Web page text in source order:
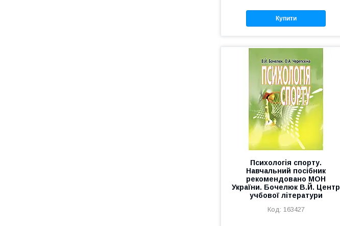
Купити
Психологія спорту.
Навчальний посібник
рекомендовано МОН
України. Бочелюк В.Й. Центр
учбової літератури
163427